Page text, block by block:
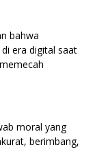
bahwa
era digital saat
moral yang
berimbang,